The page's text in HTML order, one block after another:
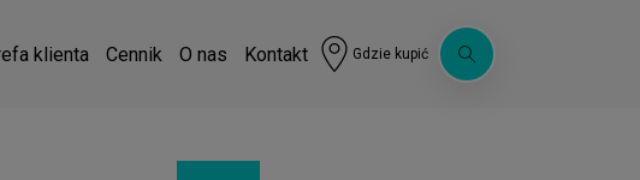
klienta Cennik O nas Kontakt Gdzie kupić